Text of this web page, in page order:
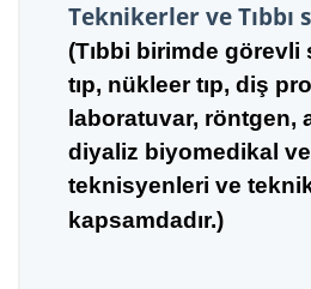
Teknikerler ve Tıbbı
(Tıbbi birimde görevli
tıp, nükleer tıp, diş pro
laboratuvar, röntgen,
diyaliz biyomedikal
teknisyenleri ve
kapsamdadır.)